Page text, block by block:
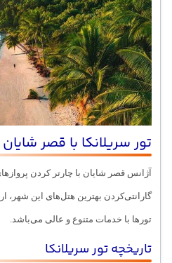
تور سریلانکا با قصر شایان
آژانس قصر شایان با چارتر کردن
گارانتی‌کردن بهترین هتل‌های این شهر،
تورها با خدمات متنوع و عالی می‌باشد.
تاریخچه تور سریلانکا